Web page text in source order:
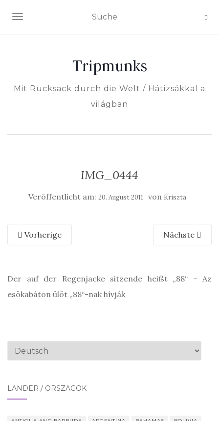
NAVIGATION EIN-/AUSSCHALTEN
Tripmunks
Mit Rucksack durch die Welt / Hátizsákkal a
világban
IMG_0444
Veröffentlicht am: 20. August 2011 von Kriszta
Vorherige Nächste
Der auf der Regenjacke sitzende heißt „88“ – Az
esökabáton ülöt „88“-nak hívják
Sprache
LÄNDER / ORSZÁGOK